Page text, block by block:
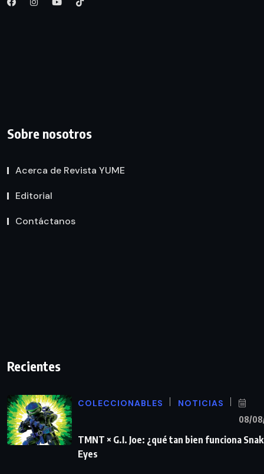
Sobre nosotros
Acerca de Revista YUME
Editorial
Contáctanos
Recientes
COLECCIONABLES NOTICIAS
08/
TMNT × G.I. Joe: ¿qué tan bien funciona
Eyes